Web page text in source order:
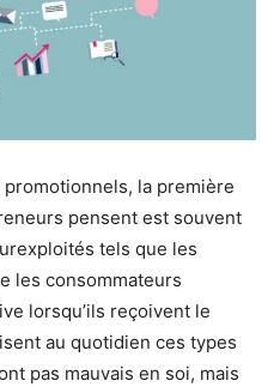
promotionnels, la première
pensent est souvent
tels que les
les consommateurs
lorsqu’ils reçoivent le
au quotidien ces types
pas mauvais en soi, mais